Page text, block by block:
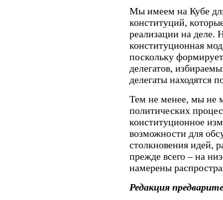
Мы имеем на Кубе
конституций,
реализации на деле.
конституционная
поскольку
делегатов,
делегаты находятся
Тем не менее, мы не
политических
конституционное
возможности для
столкновения идей,
прежде всего – на
намерены
Редакция